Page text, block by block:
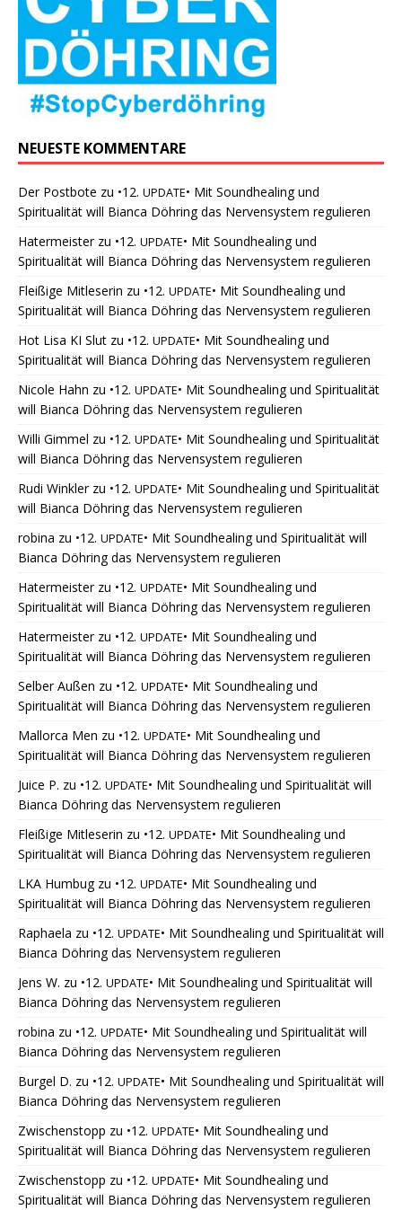
NEUESTE KOMMENTARE
Der Postbote zu •12. UPDATE• Mit Soundhealing und
Spiritualität will Bianca Döhring das Nervensystem regulieren
Hatermeisterzu •12. UPDATE• Mit Soundhealing und
Spiritualität will Bianca Döhring das Nervensystem regulieren
Fleißige Mitleserin zu •12. UPDATE• Mit Soundhealing und
Spiritualität will Bianca Döhring das Nervensystem regulieren
Hot Lisa KI Slut zu •12. UPDATE• Mit Soundhealing und
Spiritualität will Bianca Döhring das Nervensystem regulieren
Nicole Hahn zu •12. UPDATE• Mit Soundhealing und Spiritualität
will Bianca Döhring das Nervensystem regulieren
Willi Gimmel zu •12. UPDATE• Mit Soundhealing und Spiritualität
will Bianca Döhring das Nervensystem regulieren
Rudi Winklerzu •12. UPDATE• Mit Soundhealing und Spiritualität
will Bianca Döhring das Nervensystem regulieren
robina zu •12. UPDATE• Mit Soundhealing und Spiritualität will
Bianca Döhring das Nervensystem regulieren
Hatermeisterzu •12. UPDATE• Mit Soundhealing und
Spiritualität will Bianca Döhring das Nervensystem regulieren
Hatermeisterzu •12. UPDATE• Mit Soundhealing und
Spiritualität will Bianca Döhring das Nervensystem regulieren
Selber Außen zu •12. UPDATE• Mit Soundhealing und
Spiritualität will Bianca Döhring das Nervensystem regulieren
Mallorca Men zu •12. UPDATE• Mit Soundhealing und
Spiritualität will Bianca Döhring das Nervensystem regulieren
Juice P. zu •12. UPDATE• Mit Soundhealing und Spiritualität will
Bianca Döhring das Nervensystem regulieren
Fleißige Mitleserin zu •12. UPDATE• Mit Soundhealing und
Spiritualität will Bianca Döhring das Nervensystem regulieren
LKA Humbugzu •12. UPDATE• Mit Soundhealing und
Spiritualität will Bianca Döhring das Nervensystem regulieren
Raphaela zu •12. UPDATE• Mit Soundhealing und Spiritualität will
Bianca Döhring das Nervensystem regulieren
Jens W. zu •12. UPDATE• Mit Soundhealing und Spiritualität will
Bianca Döhring das Nervensystem regulieren
robina zu •12. UPDATE• Mit Soundhealing und Spiritualität will
Bianca Döhring das Nervensystem regulieren
Burgel D. zu •12. UPDATE• Mit Soundhealing und Spiritualität will
Bianca Döhring das Nervensystem regulieren
Zwischenstopp zu •12. UPDATE• Mit Soundhealing und
Spiritualität will Bianca Döhring das Nervensystem regulieren
Zwischenstopp zu •12. UPDATE• Mit Soundhealing und
Spiritualität will Bianca Döhring das Nervensystem regulieren